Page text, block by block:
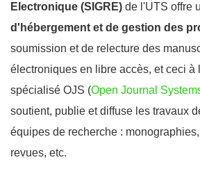
Electronique (SIGRE) de l'UTS offre
d'hébergement et de gestion des
soumission et de relecture des
électroniques en libre accès, et ceci à
spécialisé OJS (Open Journal
soutient, publie et diffuse les travaux
équipes de recherche :
revues, etc.